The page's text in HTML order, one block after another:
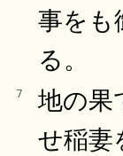
事をも
る。
7
地の果
せ稲妻